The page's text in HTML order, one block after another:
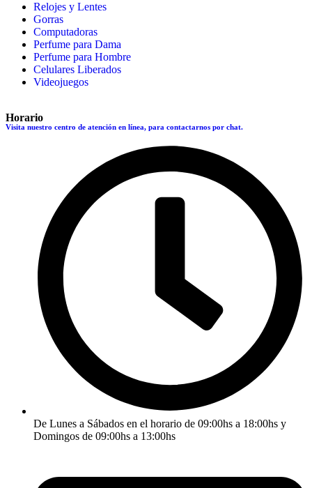
Relojes y Lentes
Gorras
Computadoras
Perfume para Dama
Perfume para Hombre
Celulares Liberados
Videojuegos
Horario
Visita nuestro centro de atención en línea, para contactarnos por chat.
De Lunes a Sábados en el horario de 09:00hs a 18:00hs y
Domingos de 09:00hs a 13:00hs